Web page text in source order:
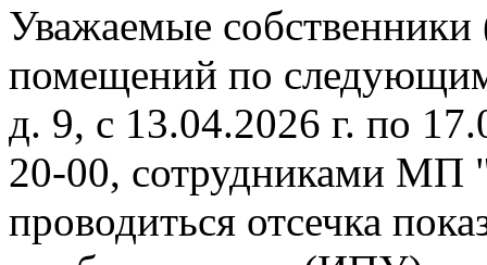
Уважаемые
помещений по
д. 9, с 13.04.2026 г. по
20-00, сотрудниками МП
проводиться отсечка